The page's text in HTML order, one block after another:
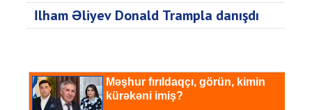
İlham Əliyev Donald Trampla danışdı